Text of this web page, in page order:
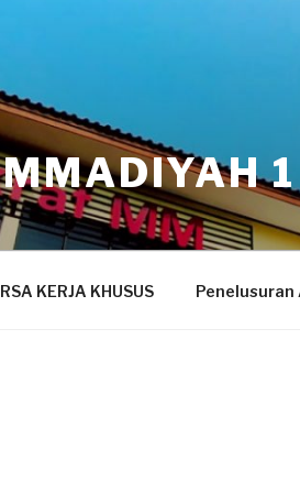
KERJA KHUSUS Penelusuran